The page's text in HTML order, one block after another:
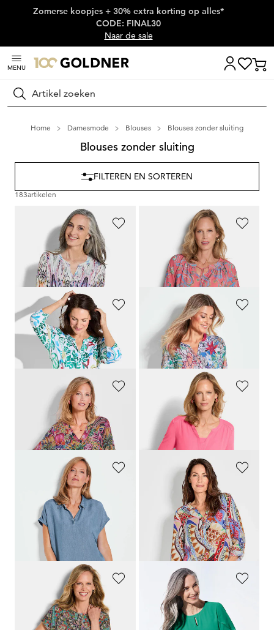
Skip naar hoofdinhoud
Zomerse koopjes + 30% extra korting op alles*
CODE: FINAL30
Naar de sale
MENU
Zoeken
Home Damesmode Blouses Blouses zonder sluiting
Blouses zonder sluiting
183artikelen
FILTEREN EN SORTEREN
Tuniek van zachte viscose-jersey
69,95 €99,95 €
Paisleyblouse van zachte viscose
69,95 €99,95 €
GOLDNER
Tuniek met kleurrijke print allover
109,95 €
GOLDNER
49,95 €69,95 €
89,95 €
GOLDNER
89,95 €
Blouse in denimlook
59,95 €89,95 €
Laagste prijs van de afgelopen 30
dagen**: 69,95 €
99,95 €
GOLDNER
Viscose blouse met oriëntaalse print
49,95 €69,95 €
GOLDNER
Blouse
39,95 €69,95 €